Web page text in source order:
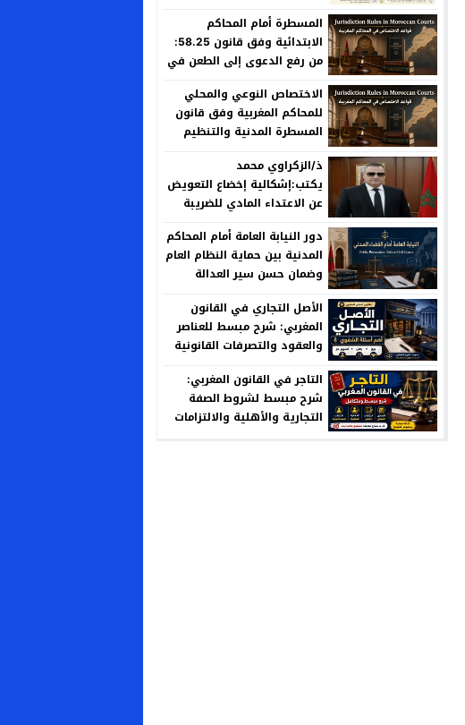
المسطرة أمام المحاكم
الابتدائية وفق قانون 58.25:
من رفع الدعوى إلى الطعن في
الاختصاص النوعي والمحلي
للمحاكم المغربية وفق قانون
المسطرة المدنية والتنظيم
ذ/الزكراوي محمد
يكتب:إشكالية إخضاع التعويض
عن الاعتداء المادي للضريبة
العدالة الجبائية وخصوصية
المسؤولية الإدارية
دور النيابة العامة أمام المحاكم
المدنية بين حماية النظام العام
وضمان حسن سير العدالة
الأصل التجاري في القانون
المغربي: شرح مبسط للعناصر
والعقود والتصرفات القانونية
التاجر في القانون المغربي:
شرح مبسط لشروط الصفة
التجارية والأهلية والالتزامات